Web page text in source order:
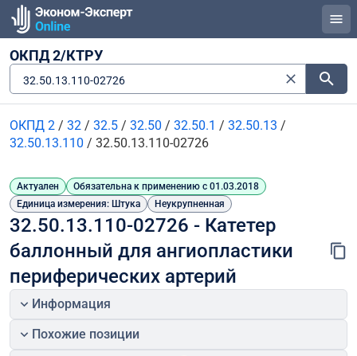
ОКПД 2/КТРУ
32.50.13.110-02726
ОКПД 2 / 32 / 32.5 / 32.50 / 32.50.1 / 32.50.13 /
32.50.13.110 / 32.50.13.110-02726
Актуален
Обязательна к применению с 01.03.2018
Единица измерения: Штука
Неукрупненная
32.50.13.110-02726 - Катетер
баллонный для ангиопластики
периферических артерий
Информация
Похожие позиции